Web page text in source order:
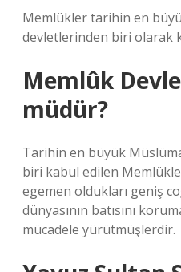
Memlükler tarihin en
devletlerinden biri olarak
Memlûk
müdür?
Tarihin en büyük
biri kabul edilen
egemen oldukları geniş
dünyasının batısını
mücadele yürütmüşlerdir.